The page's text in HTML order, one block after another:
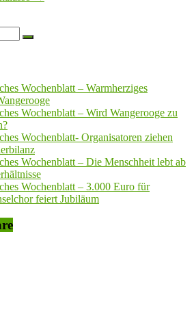
Wochenblatt – Warmherziges
Wochenblatt – Wird Wangerooge zu
Wochenblatt- Organisatoren ziehen
Wochenblatt – Die Menschheit lebt ab
Wochenblatt – 3.000 Euro für
feiert Jubiläum